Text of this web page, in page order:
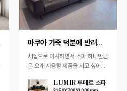
아쿠아 가죽 덕분에 반려견과 함께 편안하게 휴식을 취 …
새집으로 이사하면서 소파 하나만큼
은 오래 사용할 제품을 사고 싶어서
다. 그러다 지인 추천으로 펜다를 알
LUMIR 루메르 소파